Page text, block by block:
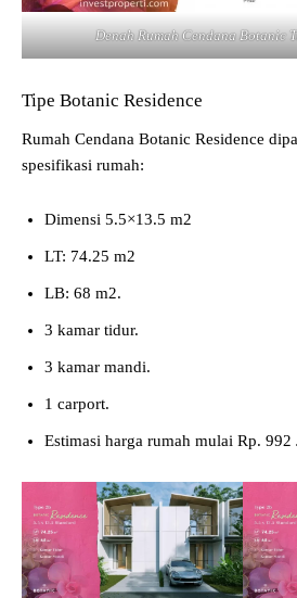
Denah Rumah Cendana Botanic
Tipe Botanic Residence
Rumah Cendana Botanic Residence
spesifikasi rumah:
Dimensi 5.5×13.5 m2
LT: 74.25 m2
LB: 68 m2.
3 kamar tidur.
3 kamar mandi.
1 carport.
Estimasi harga rumah mulai Rp. 992